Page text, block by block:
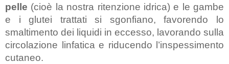
pelle (cioè la nostra ritenzione idrica) e le gambe
e i glutei trattati si sgonfiano, favorendo
lo
smaltimento dei liquidi in eccesso, lavorando sulla
circolazione linfatica e riducendo l’inspessimento
cutaneo.